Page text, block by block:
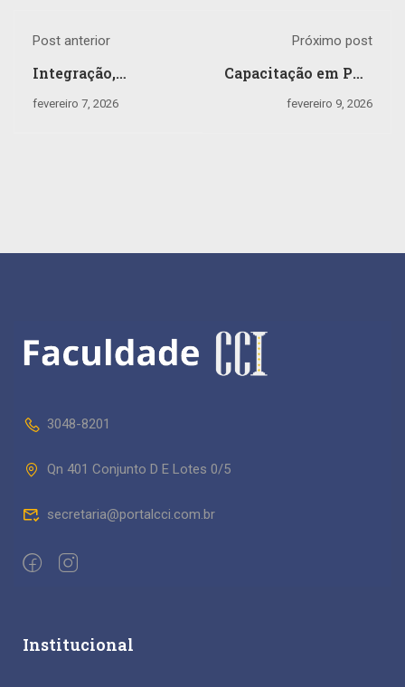
Post anterior
Integração,
acolhimento e
fevereiro 7, 2026
Próximo post
Capacitação em PCR
e RCP: prática que
fevereiro 9, 2026
3048-8201
Qn 401 Conjunto D E Lotes 0/5
secretaria@portalcci.com.br
Institucional